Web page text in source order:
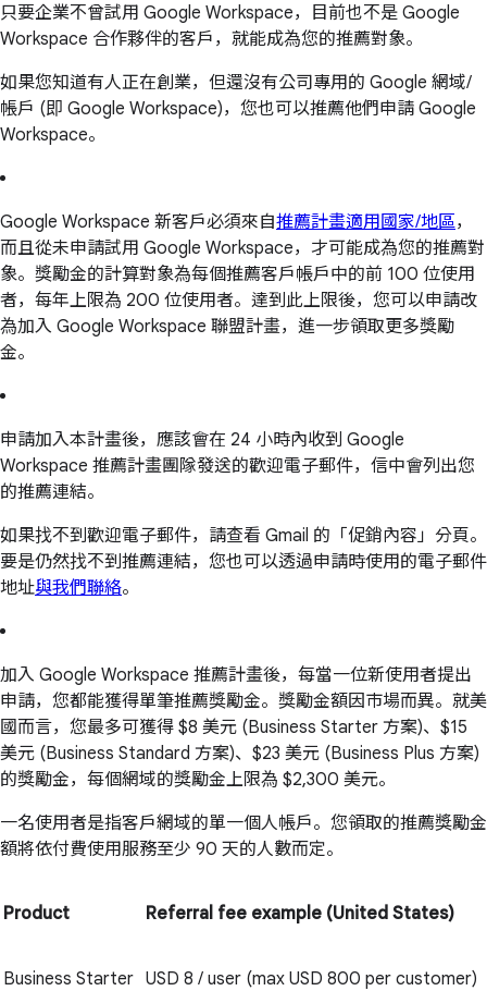
只要企業不曾試用 Google Workspace，目前也不是 Google
Workspace 合作夥伴的客戶，就能成為您的推薦對象。
如果您知道有人正在創業，但還沒有公司專用的 Google 網域/
帳戶 (即 Google Workspace)，您也可以推薦他們申請 Google
Workspace。
Google Workspace 新客戶必須來自推薦計畫適用國家/地區，
而且從未申請試用 Google Workspace，才可能成為您的推薦對
象。獎勵金的計算對象為每個推薦客戶帳戶中的前 100 位使用
者，每年上限為 200 位使用者。達到此上限後，您可以申請改
為加入 Google Workspace 聯盟計畫，進一步領取更多獎勵
金。
申請加入本計畫後，應該會在 24 小時內收到 Google
Workspace 推薦計畫團隊發送的歡迎電子郵件，信中會列出您
的推薦連結。
如果找不到歡迎電子郵件，請查看 Gmail 的「促銷內容」分頁。
要是仍然找不到推薦連結，您也可以透過申請時使用的電子郵件
地址與我們聯絡。
加入 Google Workspace 推薦計畫後，每當一位新使用者提出
申請，您都能獲得單筆推薦獎勵金。獎勵金額因市場而異。就美
國而言，您最多可獲得 $8 美元 (Business Starter 方案)、$15
美元 (Business Standard 方案)、$23 美元 (Business Plus 方案)
的獎勵金，每個網域的獎勵金上限為 $2,300 美元。
一名使用者是指客戶網域的單一個人帳戶。您領取的推薦獎勵金
額將依付費使用服務至少 90 天的人數而定。
Product Referral fee example (United States)
Business Starter USD 8 / user (max USD 800 per customer)